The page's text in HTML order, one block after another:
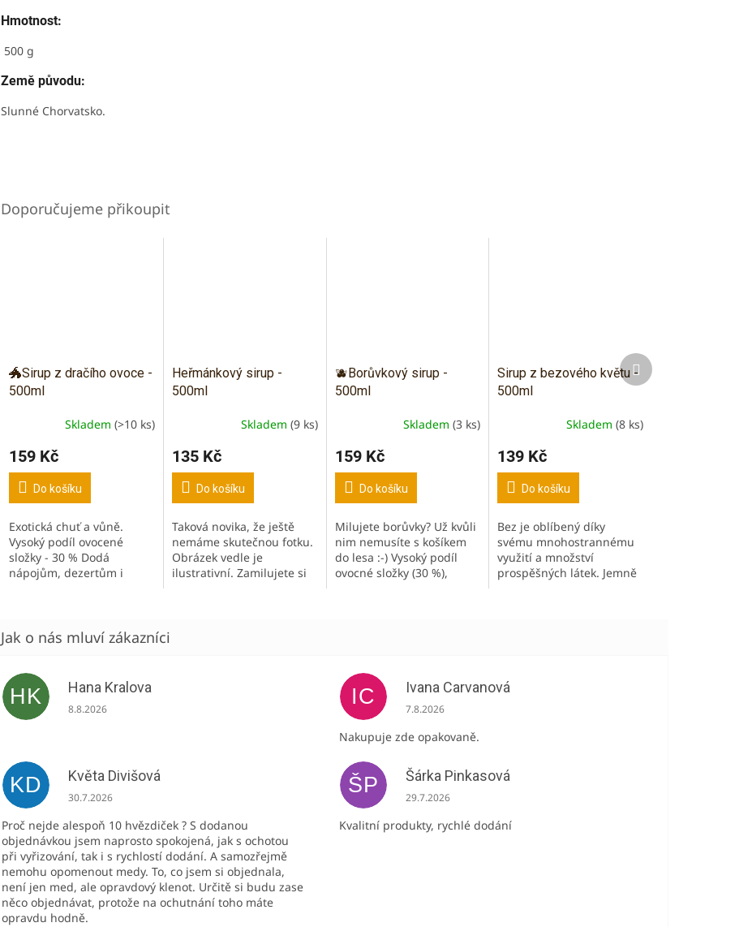
Hmotnost:
500 g
Země původu:
Slunné Chorvatsko.
🐲Sirup z dračího ovoce -
500ml
Skladem (>10 ks)
159 Kč
Do košíku
Exotická chuť a vůně.
Vysoký podíl ovocené
složky - 30 % Dodá
nápojům, dezertům i
Obsahuje vitamín C a...
Heřmánkový sirup -
500ml
Skladem (9 ks)
135 Kč
Do košíku
Taková novika, že ještě
nemáme skutečnou fotku.
Obrázek vedle je
ilustrativní. Zamilujete si
🫐Borůvkový sirup -
500ml
produktu
je
z
hvězdiček.
Skladem(3 ks)
159 Kč
Do košíku
Milujete borůvky? Už kvůli
nim nemusíte s košíkem
do lesa :-) Vysoký podíl
ovocné složky (30 %),
Sirup z bezového květu -
500ml
Skladem (8 ks)
139 Kč
Do košíku
Bez je oblíbený díky
svému mnohostrannému
využití a množství
prospěšných látek. Jemně
Další
produkt
HK Hana Kralova
Hodnocení obchodu je 5 z 5 hvězdiček.
8.8.2026
IC Ivana Carvanová
Hodnocení obchodu je 5 z 5 hvězdiček.
7.8.2026
Nakupuje zde opakovaně.
KD Květa Divišová
Hodnocení obchodu je 5 z 5 hvězdiček.
30.7.2026
Proč nejde alespoň 10 hvězdiček ? S dodanou
objednávkou jsem naprosto spokojená, jak s ochotou
při vyřizování, tak i s rychlostí dodání. A samozřejmě
nemohu opomenout medy. To, co jsem si objednala,
není jen med, ale opravdový klenot. Určitě si budu zase
něco objednávat, protože na ochutnání toho máte
opravdu hodně.
ŠP Šárka Pinkasová
Hodnocení obchodu je 5 z 5 hvězdiček.
29.7.2026
Kvalitní produkty, rychlé dodání